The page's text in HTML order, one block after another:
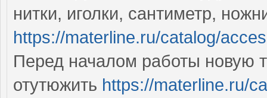
нитки, иголки, сантиметр,
https://materline.ru/catalog/
Перед началом работы новую
отутюжить https://materline.ru/